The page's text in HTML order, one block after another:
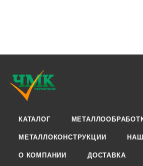
КАТАЛОГ
МЕТАЛЛОКОНСТРУКЦИИ
О КОМПАНИИ ДОСТАВКА